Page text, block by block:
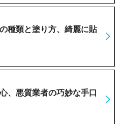
種類と塗り方、綺麗に貼
、悪質業者の巧妙な手口